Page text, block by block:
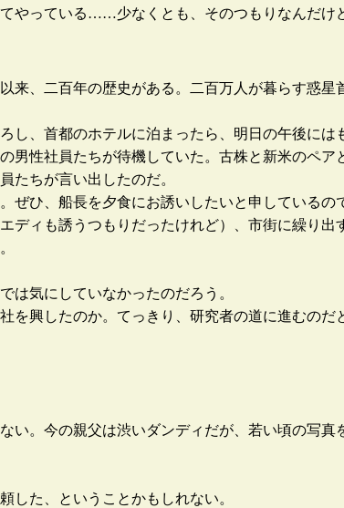
やっている……少なくとも、そのつもりなんだけ
、二百年の歴史がある。二百万人が暮らす惑
、首都のホテルに泊まったら、明日の午後には
性社員たちが待機していた。古株と新米のペア
たちが言い出したのだ。
ひ、船長を夕食にお誘いしたいと申しているの
ィも誘うつもりだったけれど）、市街に繰り出
気にしていなかったのだろう。
興したのか。てっきり、研究者の道に進むのだ
。今の親父は渋いダンディだが、若い頃の写真
た、ということかもしれない。